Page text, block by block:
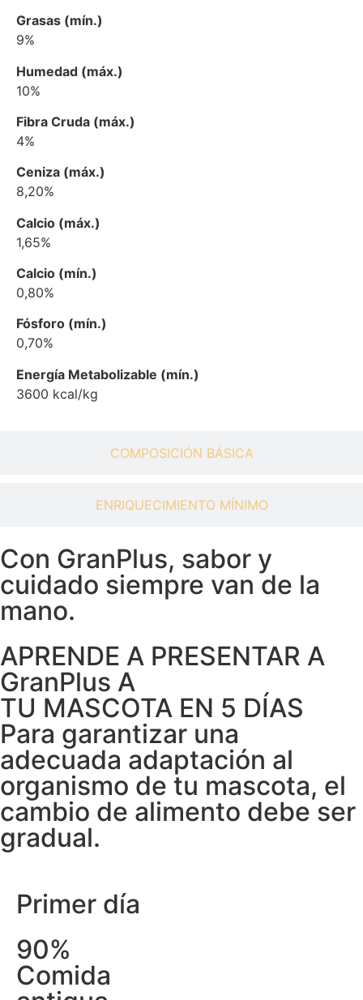
COMPOSICIÓN BÁSICA
ENRIQUECIMIENTO MÍNIMO
Grasas (mín.)
9%
Humedad (máx.)
10%
Fibra Cruda (máx.)
4%
Ceniza (máx.)
8,20%
Calcio (máx.)
1,65%
Calcio (mín.)
0,80%
Fósforo (mín.)
0,70%
Energía Metabolizable (mín.)
3600 kcal/kg
Con GranPlus, sabor y
cuidado siempre van de la
mano.
APRENDE A PRESENTAR A
GranPlus A
TU MASCOTA EN 5 DÍAS
Para garantizar una
adecuada adaptación al
organismo de tu mascota, el
cambio de alimento debe ser
gradual.
Primer día
90%
Comida